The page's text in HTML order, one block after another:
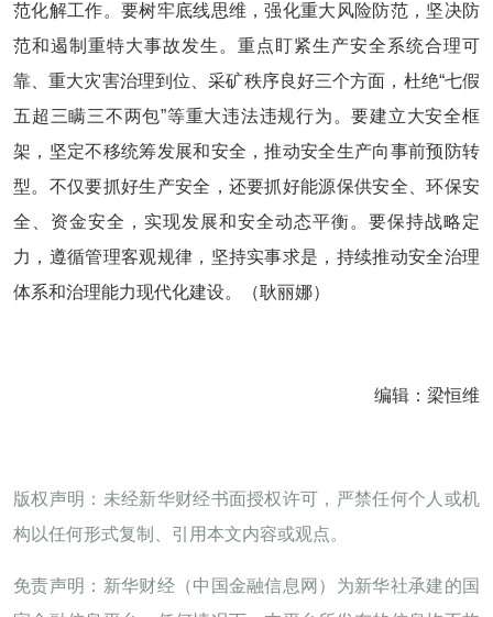
范化解工作。要树牢底线思维，强化重大风险防范，坚决防
范和遏制重特大事故发生。重点盯紧生产安全系统合理可
靠、重大灾害治理到位、采矿秩序良好三个方面，杜绝“七假
五超三瞒三不两包”等重大违法违规行为。要建立大安全框
架，坚定不移统筹发展和安全，推动安全生产向事前预防转
型。不仅要抓好生产安全，还要抓好能源保供安全、环保安
全、资金安全，实现发展和安全动态平衡。要保持战略定
力，遵循管理客观规律，坚持实事求是，持续推动安全治理
体系和治理能力现代化建设。（耿丽娜）
编辑：梁恒维
版权声明：未经新华财经书面授权许可，严禁任何个人或机
构以任何形式复制、引用本文内容或观点。
免责声明：新华财经（中国金融信息网）为新华社承建的国